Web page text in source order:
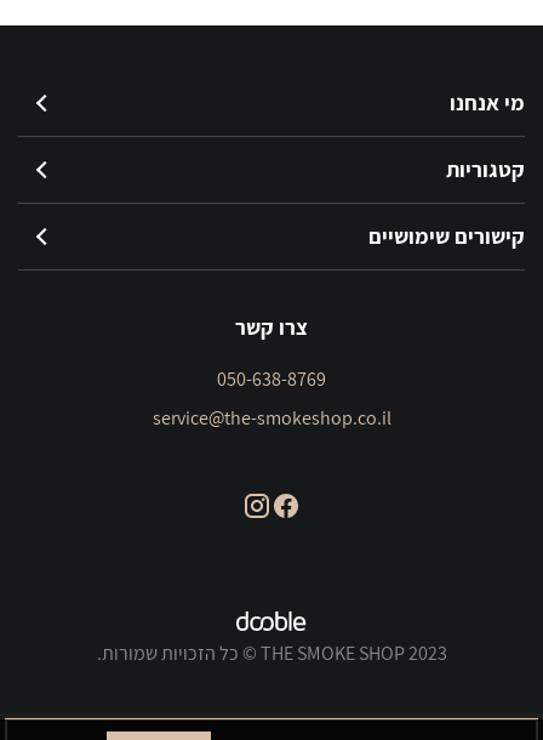
מי אנחנו
קטגוריות
קישורים שימושיים
צרו קשר
050-638-8769
service@the-smokeshop.co.il
THE SMOKE SHOP 2023 © כל הזכויות שמורות.